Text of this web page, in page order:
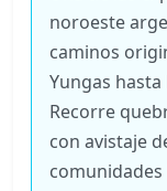
noroeste
caminos
Yungas
Recorre
con avistaje
comunidades